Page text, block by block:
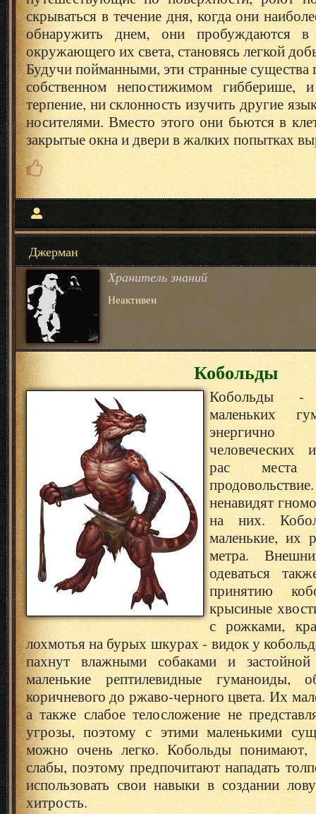
скрываться в течение дня, когда они
обнаружить днем, они пробуждаются в
окружающего их света, становясь легкой
Будучи пойманными, эти странные существа
собственном непостижимом гибберише,
терпение, ни склонность изучить другие
носителями. Вместо этого они бьются в
закрытые окна и двери в жалких попытках
Джерман
Хранитель знаний
Неактивен
Кобольды
Кобольды -
маленьких
человеческих
рас места
ненавидят
на них.
маленькие, их
метра.
одеваться
принятию
крысиные
с рожками,
лохмотья на бурых шкурах - видок у
пахнут влажными собаками и
маленькие рептилевидные гуманоиды,
коричневого до ржаво-черного цвета. Их
а также слабое телосложение не
угрозы, поэтому с этими маленькими
можно очень легко. Кобольды понимают,
слабы, поэтому предпочитают нападать
использовать свои навыки в создании
хитрость.